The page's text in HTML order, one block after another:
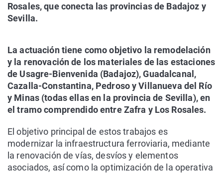
Rosales, que conecta las provincias de Badajoz y
Sevilla.
La actuación tiene como objetivo la remodelación
y la renovación de los materiales de las estaciones
de Usagre-Bienvenida (Badajoz), Guadalcanal,
Cazalla-Constantina, Pedroso y Villanueva del Río
y Minas (todas ellas en la provincia de Sevilla), en
el tramo comprendido entre Zafra y Los Rosales.
El objetivo principal de estos trabajos es
modernizar la infraestructura ferroviaria, mediante
la renovación de vías, desvíos y elementos
asociados, así como la optimización de la operativa